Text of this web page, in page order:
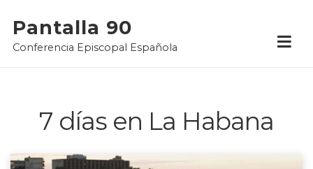
content
Pantalla 90
Conferencia Episcopal Española
7 días en La Habana